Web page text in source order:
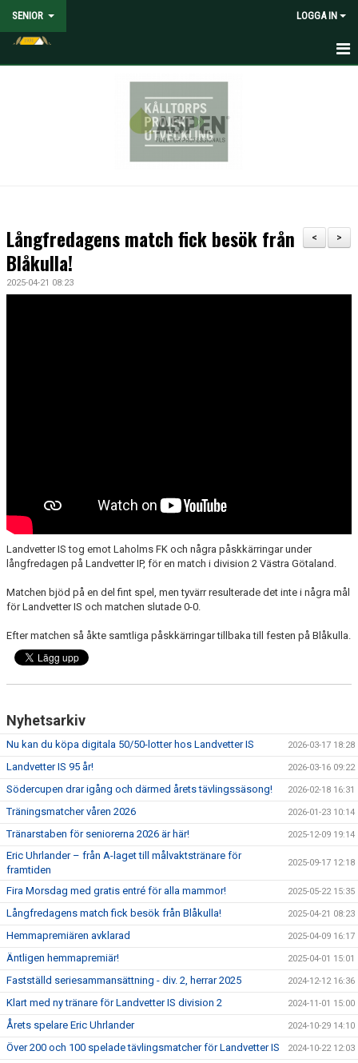
SENIOR LOGGA IN
MEDIA
DOKUMENT
>
<
Långfredagens match fick besök från
Blåkulla!
2025-04-21 08:23
Landvetter IS tog emot Laholms FK och några påskkärringar under
långfredagen på Landvetter IP, för en match i division 2 Västra Götaland.
Matchen bjöd på en del fint spel, men tyvärr resulterade det inte i några mål
för Landvetter IS och matchen slutade 0-0.
Efter matchen så åkte samtliga påskkärringar tillbaka till festen på Blåkulla.
Nyhetsarkiv
Nu kan du köpa digitala 50/50-lotter hos Landvetter IS 2026-03-17 18:28
Landvetter IS 95 år! 2026-03-16 09:22
Södercupen drar igång och därmed årets tävlingssäsong! 2026-02-18 16:31
Träningsmatcher våren 2026 2026-01-23 10:14
Tränarstaben för seniorerna 2026 är här! 2025-12-09 19:14
Eric Uhrlander – från A-laget till målvaktstränare för
framtiden
2025-09-17 12:18
Fira Morsdag med gratis entré för alla mammor! 2025-05-22 15:35
Långfredagens match fick besök från Blåkulla! 2025-04-21 08:23
Hemmapremiären avklarad 2025-04-09 16:17
Äntligen hemmapremiär! 2025-04-01 15:01
Fastställd seriesammansättning - div. 2, herrar 2025 2024-12-12 16:36
Klart med ny tränare för Landvetter IS division 2 2024-11-01 15:00
Årets spelare Eric Uhrlander 2024-10-29 14:10
Över 200 och 100 spelade tävlingsmatcher för Landvetter IS 2024-10-22 12:03